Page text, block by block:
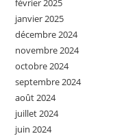
février 2025
janvier 2025
décembre 2024
novembre 2024
octobre 2024
septembre 2024
août 2024
juillet 2024
juin 2024